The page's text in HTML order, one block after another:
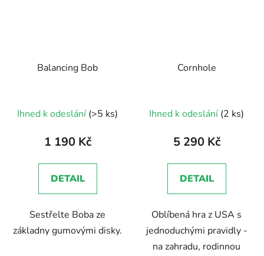
Balancing Bob
Ihned k odeslání (>5 ks)
1 190 Kč
DETAIL
Sestřelte Boba ze
základny gumovými disky.
Cornhole
hodnocení
produktu
5,0
z
hvězdiček.
Ihned k odeslání (2 ks)
5 290 Kč
DETAIL
Oblíbená hra z USA s
jednoduchými pravidly -
na zahradu, rodinnou